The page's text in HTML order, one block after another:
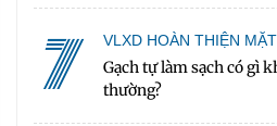
7 VLXD HOÀN THIỆN
Gạch tự làm sạch có gì
thường?